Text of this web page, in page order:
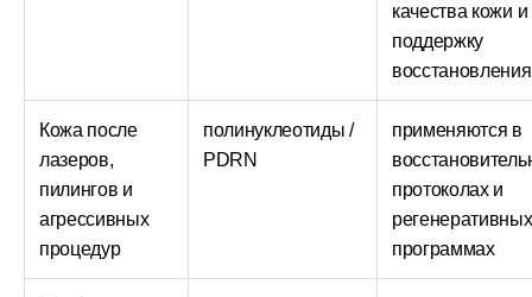
качества кожи и
поддержку
восстановления
Кожа после
лазеров,
пилингов и
агрессивных
процедур
полинуклеотиды /
PDRN
применяются в
протоколах и
регенеративных
программах